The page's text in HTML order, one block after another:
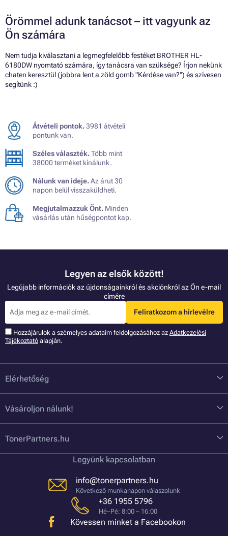
Örömmel adunk tanácsot – itt vagyunk az
Ön számára
Nem tudja kiválasztani a legmegfelelőbb festéket BROTHER HL-
6180DW nyomtató számára, így tanácsra van szüksége? Írjon nekünk
chaten keresztül (jobbra lent a zöld gomb "Kérdése van?") és szívesen
segítünk :)
Átvételi pontok.3981 átvételi
pontunk van.
Széles választék.Több mint
38000 terméket kínálunk.
Nálunk van ideje.Az árut 30
napon belül visszaküldheti.
Megjutalmazzuk Önt. Minden
vásárlás után hűségpontot kap.
Legyen az elsők között!
Legújabb információk az újdonságainkról és akciónkról az Ön e-mail
címére
Feliratkozom a hírlevélre
Hozzájárulok a szémelyes adataim feldolgozásához az Adatkezelési
Tájékoztató alapján.
Elérhetőség
Vásároljon nálunk!
TonerPartners.hu
Legyünk kapcsolatban
info@tonerpartners.hu
Következő munkanapon válaszolunk
+36 1955 5796
Hé–Pé: 8:00 – 16:00
Kövessen minket a Facebookon